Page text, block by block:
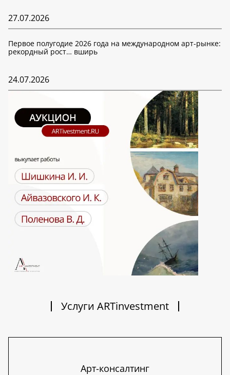
27.07.2026
Первое полугодие 2026 года на международном арт-рынке:
рекордный рост… вширь
24.07.2026
Услуги ARTinvestment
Арт-консалтинг